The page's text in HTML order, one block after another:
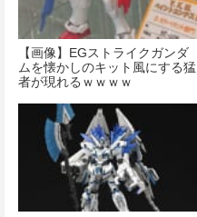
【画像】EGストライクガンダ
ムを懐かしのキット風にする猛
者が現れるｗｗｗｗ